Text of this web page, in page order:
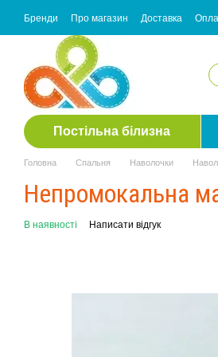
Перейти до основного контенту
Бренди Про магазин Доставка
Згода з розсилкою
Постільна білизна
Головна Спальня Наволочки
Непромокальна
В наявності Написати відгук